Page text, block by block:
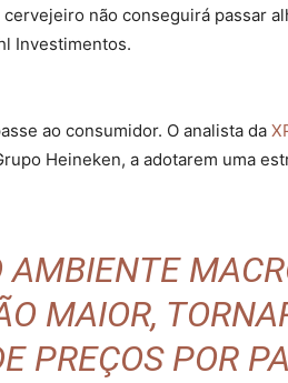
não conseguirá passar
Investimentos.
ao consumidor. O analista da
Heineken, a adotarem uma
MAIOR,
PREÇOS POR